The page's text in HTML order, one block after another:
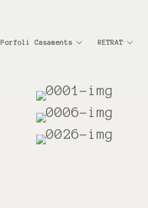
Porfoli Casaments RETRAT